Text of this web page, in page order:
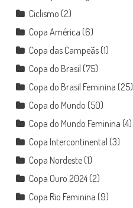
Ciclismo (2)
Copa América (6)
Copa das Campeãs(1)
Copa do Brasil (75)
Copa do Brasil Feminina (25)
Copa do Mundo (50)
Copa do Mundo Feminina (4)
Copa Intercontinental (3)
Copa Nordeste(1)
Copa Ouro 2024(2)
Copa Rio Feminina (9)